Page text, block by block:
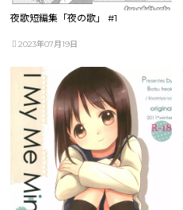
夜歌短編集「夜の歌」 #1
2023年07月19日